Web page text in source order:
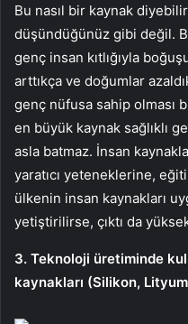
Bu nasıl bir kaynak
düşündüğünüz gibi değil.
genç insan kıtlığıyla
arttıkça ve doğumlar
genç nüfusa sahip olması
en büyük kaynak sağlıklı
asla batmaz. İnsan
yaratıcı yeteneklerine,
ülkenin insan kaynakları
yetiştirilirse, çıktı da
3. Teknoloji üretiminde
kaynakları (Silikon,